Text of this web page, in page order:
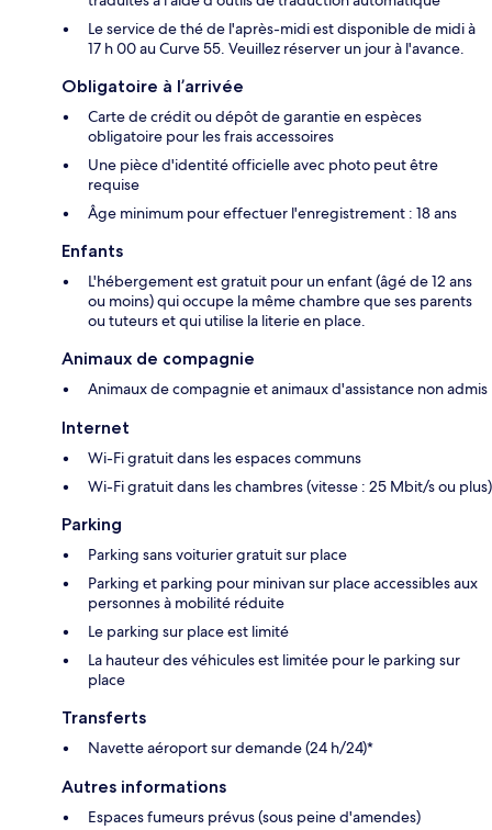
Le service de thé de l'après-midi est disponible de midi à
17 h 00 au Curve 55. Veuillez réserver un jour à l'avance.
Obligatoire à l’arrivée
Carte de crédit ou dépôt de garantie en espèces
obligatoire pour les frais accessoires
Une pièce d'identité officielle avec photo peut être
requise
Âge minimum pour effectuer l'enregistrement : 18 ans
Enfants
L'hébergement est gratuit pour un enfant (âgé de 12 ans
ou moins) qui occupe la même chambre que ses parents
ou tuteurs et qui utilise la literie en place.
Animaux de compagnie
Animaux de compagnie et animaux d'assistance non admis
Internet
Wi-Fi gratuit dans les espaces communs
Wi-Fi gratuit dans les chambres (vitesse : 25 Mbit/s ou plus)
Parking
Parking sans voiturier gratuit sur place
Parking et parking pour minivan sur place accessibles aux
personnes à mobilité réduite
Le parking sur place est limité
La hauteur des véhicules est limitée pour le parking sur
place
Transferts
Navette aéroport sur demande (24 h/24)*
Autres informations
Espaces fumeurs prévus (sous peine d'amendes)